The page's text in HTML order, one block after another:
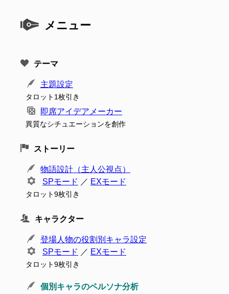
メニュー
テーマ
主題設定
タロット1枚引き
即席アイデアメーカー
異質なシチュエーションを創作
ストーリー
物語設計（主人公視点）
SPモード ／ EXモード
タロット9枚引き
キャラクター
登場人物の役割別キャラ設定
SPモード ／ EXモード
タロット9枚引き
個別キャラのペルソナ分析